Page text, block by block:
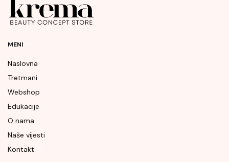
MENI
Naslovna
Tretmani
Webshop
Edukacije
O nama
Naše vijesti
Kontakt